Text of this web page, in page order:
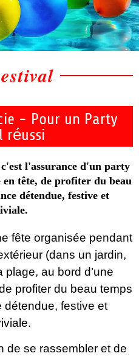
- Pour un Party
l'assurance d'un party
en tête, de profiter du beau
détendue, festive et
fête organisée pendant
(dans un jardin,
au bord d’une
profiter du beau temps
festive et
de se rassembler et de